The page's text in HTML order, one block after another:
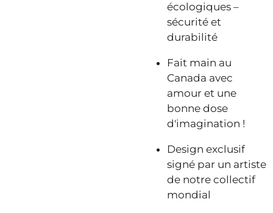
écologiques –
sécurité et
durabilité
Fait main au
Canada avec
amour et une
bonne dose
d'imagination !
Design exclusif
signé par un artiste
de notre collectif
mondial